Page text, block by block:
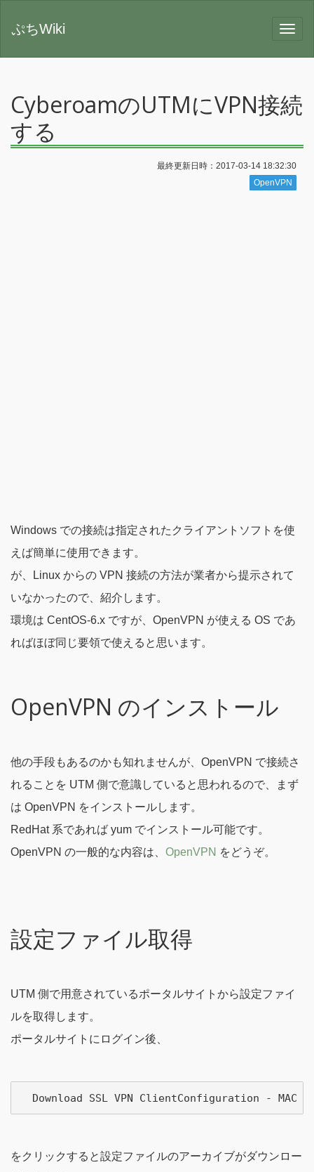
ぷちWiki
CyberoamのUTMにVPN接続
する
最終更新日時：2017-03-14 18:32:30
OpenVPN
Windows での接続は指定されたクライアントソフトを使
えば簡単に使用できます。
が、Linux からの VPN 接続の方法が業者から提示されて
いなかったので、紹介します。
環境は CentOS-6.x ですが、OpenVPN が使える OS であ
ればほぼ同じ要領で使えると思います。
OpenVPN のインストール
他の手段もあるのかも知れませんが、OpenVPN で接続さ
れることを UTM 側で意識していると思われるので、まず
は OpenVPN をインストールします。
RedHat 系であれば yum でインストール可能です。
OpenVPN の一般的な内容は、 OpenVPN をどうぞ。
設定ファイル取得
UTM 側で用意されているポータルサイトから設定ファイ
ルを取得します。
ポータルサイトにログイン後、
をクリックすると設定ファイルのアーカイブがダウンロー